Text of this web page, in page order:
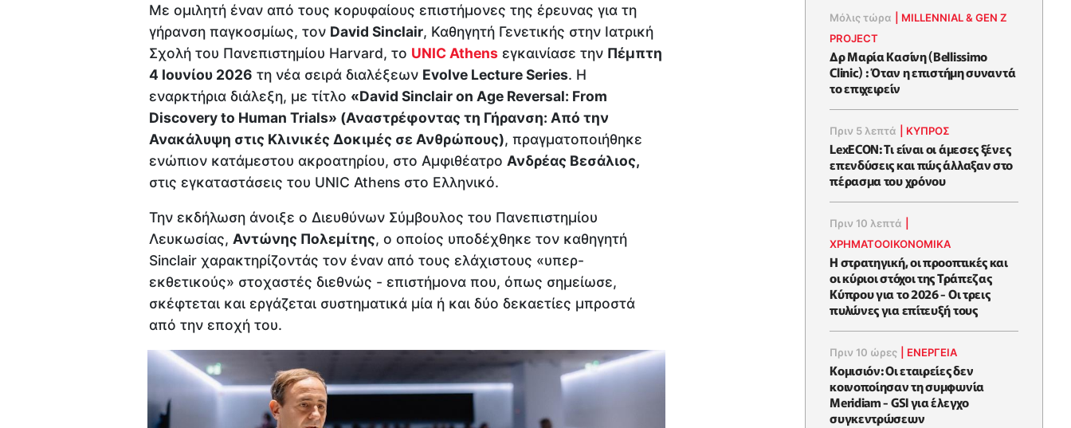
Με ομιλητή έναν από τους κορυφαίους επιστήμονες της έρευνας για τη
γήρανση παγκοσμίως, τον David Sinclair, Καθηγητή Γενετικής στην Ιατρική
Σχολή του Πανεπιστημίου Harvard, το UNIC Athens εγκαινίασε την Πέμπτη
4 Ιουνίου 2026 τη νέα σειρά διαλέξεων Evolve LectureSeries. Η
εναρκτήρια διάλεξη, με τίτλο «David Sinclairon Age Reversal: From
Discoveryto Human Trials» (Αναστρέφοντας τη Γήρανση: Από την
Ανακάλυψη στις Κλινικές Δοκιμές σε Ανθρώπους), πραγματοποιήθηκε
ενώπιον κατάμεστου ακροατηρίου, στο Αμφιθέατρο Ανδρέας Βεσάλιος,
στις εγκαταστάσεις του UNIC Athens στο Ελληνικό.
Την εκδήλωση άνοιξε ο Διευθύνων Σύμβουλος του Πανεπιστημίου
Λευκωσίας, Αντώνης Πολεμίτης, ο οποίος υποδέχθηκε τον καθηγητή
Sinclair χαρακτηρίζοντάς τον έναν από τους ελάχιστους «υπερ-
εκθετικούς» στοχαστές διεθνώς - επιστήμονα που, όπως σημείωσε,
σκέφτεται και εργάζεται συστηματικά μία ή και δύο δεκαετίες μπροστά
από την εποχή του.
Μόλις τώρα
MILLENNIAL & GEN Z
PROJECT
Δρ Μαρία Κασίνη (Bellissimo
Clinic) : Όταν η επιστήμη συναντά
το επιχειρείν
Πριν 5 λεπτά ΚΥΠΡΟΣ
LexECON: Τι είναι οι άμεσες ξένες
επενδύσεις και πώς άλλαξαν στο
πέρασμα του χρόνου
Πριν 10 λεπτά
ΧΡΗΜΑΤΟΟΙΚΟΝΟΜΙΚΆ
Η στρατηγική, οι προοπτικές και
οι κύριοι στόχοι της Τράπεζας
Κύπρου για το 2026 - Οι τρεις
πυλώνες για επίτευξή τους
Πριν 10 ώρες ΕΝΈΡΓΕΙΑ
Κομισιόν: Οι εταιρείες δεν
κοινοποίησαν τη συμφωνία
Meridiam - GSI για έλεγχο
συγκεντρώσεων